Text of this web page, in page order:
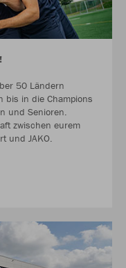
50 Ländern
bis in die Champions
und Senioren.
zwischen eurem
und JAKO.